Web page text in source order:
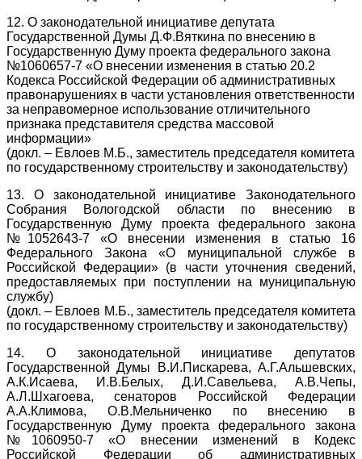
12. О законодательной инициативе депутата
Государственной Думы Д.Ф.Вяткина по внесению в
Государственную Думу проекта федерального закона
№1060657-7 «О внесении изменения в статью 20.2
Кодекса Российской Федерации об административных
правонарушениях в части установления ответственности
за неправомерное использование отличительного
признака представителя средства массовой
информации»
(докл. – Евлоев М.Б., заместитель председателя комитета
по государственному строительству и законодательству)
13. О законодательной инициативе Законодательного
Собрания Вологодской области по внесению в
Государственную Думу проекта федерального закона
№1052643-7 «О внесении изменения в статью 16
Федерального Закона «О муниципальной службе в
Российской Федерации» (в части уточнения сведений,
предоставляемых при поступлении на муниципальную
службу)
(докл. – Евлоев М.Б., заместитель председателя комитета
по государственному строительству и законодательству)
14. О законодательной инициативе депутатов
Государственной Думы В.И.Пискарева, А.Г.Альшевских,
А.К.Исаева, И.В.Белых, Д.И.Савельева, А.В.Чепы,
А.Л.Шхагоева, сенаторов Российской Федерации
А.А.Климова, О.В.Мельниченко по внесению в
Государственную Думу проекта федерального закона
№1060950-7 «О внесении изменений в Кодекс
Российской Федерации об административных